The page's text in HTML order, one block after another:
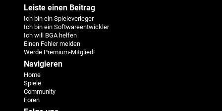
Leiste einen Beitrag
Ich bin ein Spieleverleger
Ich bin ein Softwareentwickler
Ich will BGA helfen
Einen Fehler melden
Werde Premium-Mitglied!
Navigieren
Home
Spiele
Community
Foren